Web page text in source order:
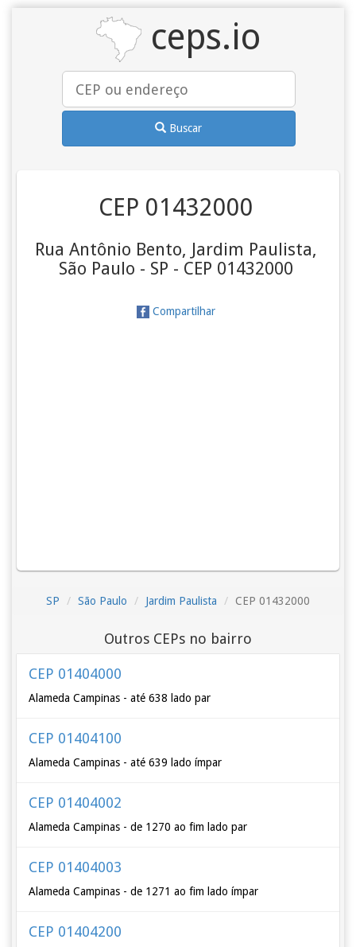
ceps.io
Buscar
CEP 01432000
Rua Antônio Bento, Jardim Paulista,
São Paulo - SP - CEP 01432000
Compartilhar
SP São Paulo Jardim Paulista CEP 01432000
Outros CEPs no bairro
CEP 01404000
Alameda Campinas - até 638 lado par
CEP 01404100
Alameda Campinas - até 639 lado ímpar
CEP 01404002
Alameda Campinas - de 1270 ao fim lado par
CEP 01404003
Alameda Campinas - de 1271 ao fim lado ímpar
CEP 01404200